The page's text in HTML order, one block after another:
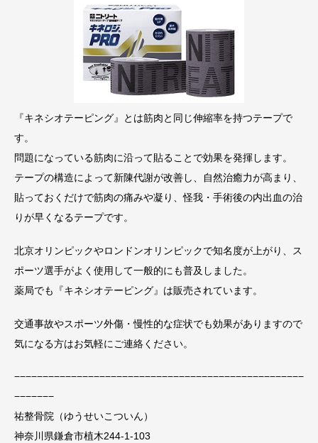
『キネシオテーピング』とは筋肉と同じ伸縮率を持つテープで
す。
問題になっている筋肉に沿って貼ることで効果を発揮します。
テープの構造によって新陳代謝が改善し、自然治癒力が高まり、
貼っておくだけで筋肉の痛みや凝り、怪我・手術後の内出血の治
りが早くなるテープです。
北京オリンピックやロンドンオリンピックで知名度が上がり、ス
ポーツ選手がよく使用して一般的にも普及しました。
薬局でも『キネシオテーピング』は販売されています。
交通事故やスポーツ外傷・慢性的な症状でも効果がありますので
気になる方はお気軽にご連絡ください。
−−−−−−−−−−−−−−−−−−−−−−−−−−−−−−−−−−−−−−−−−−−−−−−−−−−
−−−−−−−
祐整骨院（ゆうせいこついん）
神奈川県鎌倉市植木244-1-103